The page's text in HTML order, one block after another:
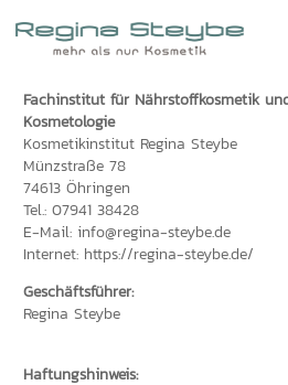
Fachinstitut für Nährstoffkosmetik
Kosmetologie
Kosmetikinstitut Regina Steybe
Münzstraße 78
74613 Öhringen
Tel.: 07941 38428
E-Mail: info@regina-steybe.de
Internet: https://regina-steybe.de/
Geschäftsführer:
Regina Steybe
Haftungshinweis: